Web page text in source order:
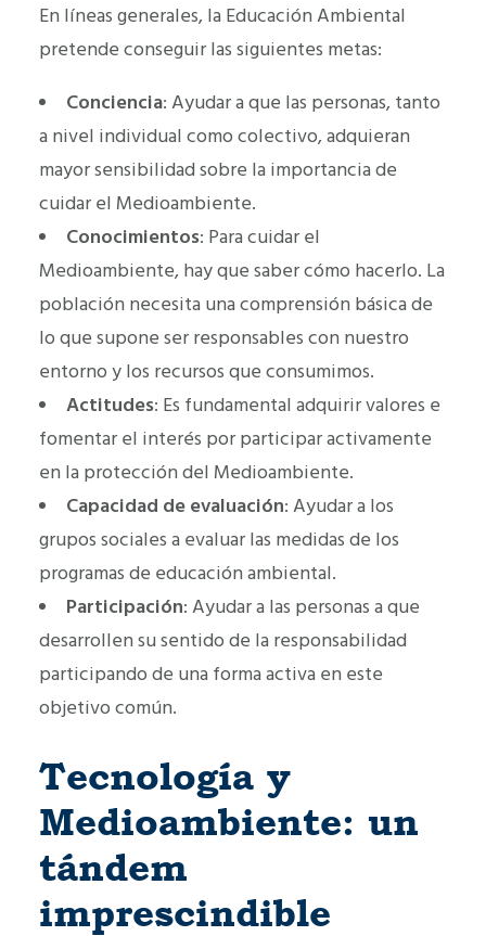
En líneas generales, la Educación Ambiental
pretende conseguir las siguientes metas:
Conciencia: Ayudar a que las personas, tanto
a nivel individual como colectivo, adquieran
mayor sensibilidad sobre la importancia de
cuidar el Medioambiente.
Conocimientos: Para cuidar el
Medioambiente, hay que saber cómo hacerlo. La
población necesita una comprensión básica de
lo que supone ser responsables con nuestro
entorno y los recursos que consumimos.
Actitudes: Es fundamental adquirir valores e
fomentar el interés por participar activamente
en la protección del Medioambiente.
Capacidad de evaluación: Ayudar a los
grupos sociales a evaluar las medidas de los
programas de educación ambiental.
Participación: Ayudar a las personas a que
desarrollen su sentido de la responsabilidad
participando de una forma activa en este
objetivo común.
Tecnología y
Medioambiente: un
tándem
imprescindible